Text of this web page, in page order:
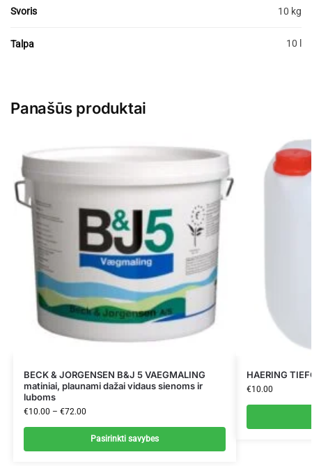
Svoris 10 kg
Talpa 10 l
Panašūs produktai
BECK & JORGENSEN B&J 5 VAEGMALING
matiniai, plaunami dažai vidaus sienoms ir
luboms
€10.00 – €72.00
Pasirinkti savybes
HAERING
€10.00